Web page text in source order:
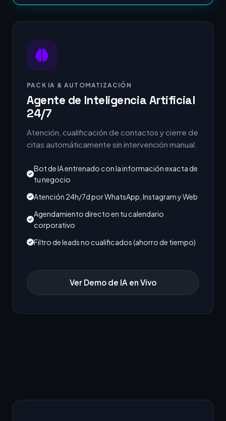
PACK IA & AUTOMATIZACIÓN
Agente de Inteligencia Artificial
24/7
Atención, cualificación de contactos y cierre de
citas automáticamente sin intervención manual.
Bot de IA entrenado con la información exacta de
tu negocio
Atención 24h/7d por WhatsApp, Instagram y Web
Agendamiento directo en tu calendario
corporativo
Filtro de leads no cualificados (ahorro de tiempo)
Ver Demo de IA en Vivo